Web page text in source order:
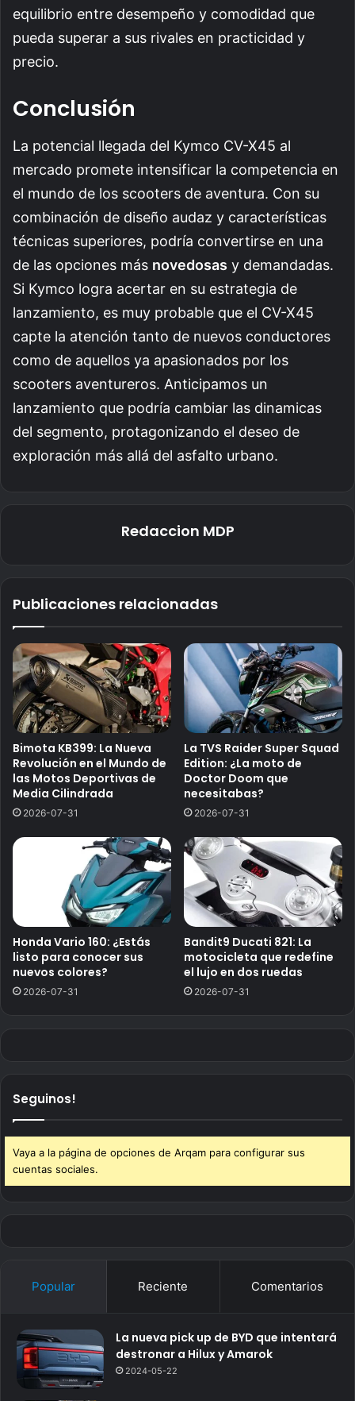
equilibrio entre desempeño y comodidad que
pueda superar a sus rivales en practicidad y
precio.
Conclusión
La potencial llegada del Kymco CV-X45 al
mercado promete intensificar la competencia en
el mundo de los scooters de aventura. Con su
combinación de diseño audaz y características
técnicas superiores, podría convertirse en una
de las opciones más novedosas y demandadas.
Si Kymco logra acertar en su estrategia de
lanzamiento, es muy probable que el CV-X45
capte la atención tanto de nuevos conductores
como de aquellos ya apasionados por los
scooters aventureros. Anticipamos un
lanzamiento que podría cambiar las dinamicas
del segmento, protagonizando el deseo de
exploración más allá del asfalto urbano.
Redaccion MDP
Publicaciones relacionadas
Bimota KB399: La Nueva
Revolución en el Mundo de
las Motos Deportivas de
Media Cilindrada
2026-07-31
La TVS Raider Super Squad
Edition: ¿La moto de
Doctor Doom que
necesitabas?
2026-07-31
Honda Vario 160: ¿Estás
listo para conocer sus
nuevos colores?
2026-07-31
Bandit9 Ducati 821: La
motocicleta que redefine
el lujo en dos ruedas
2026-07-31
Seguinos!
Vaya a la página de opciones de Arqam para configurar sus
cuentas sociales.
Popular Reciente Comentarios
La nueva pick up de BYD que intentará
destronar a Hilux y Amarok
2024-05-22